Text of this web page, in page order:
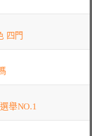
四門
舉NO.1